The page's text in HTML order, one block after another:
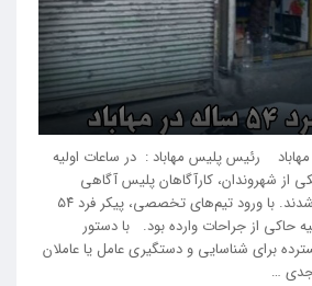
۵۴ ساله در مهاباد رئیس پلیس مهاباد : در ساعات اولیه
از شهروندان، کارآگاهان پلیس آگاهی
بلافاصله به محل واقعه اعزام شدند. با ورود تیم‌های تخصصی، پیکر فرد ۵۴
حاکی از جراحات وارده بود. با دستور
برای شناسایی و دستگیری عامل یا عاملان
جدی …